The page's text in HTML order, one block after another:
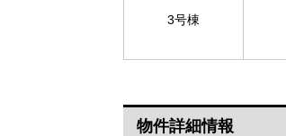
3号棟
物件詳細情報